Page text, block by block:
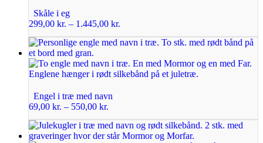
Skåle i eg
299,00 kr. – 1.445,00 kr.
Engel i træ med navn
69,00 kr. – 550,00 kr.